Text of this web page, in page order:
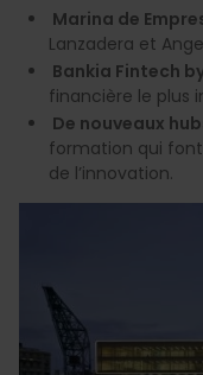
Marina de
Lanzadera et
Bankia Fintech
financière le plus
De nouveaux
formation qui
de l’innovation.